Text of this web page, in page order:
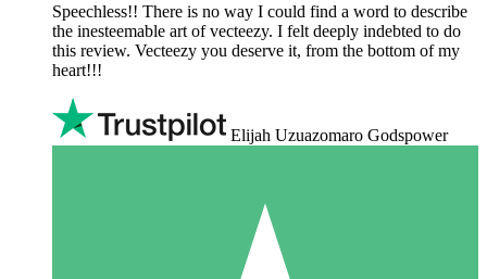
Speechless!! There is no way I could find a word to describe
the inesteemable art of vecteezy. I felt deeply indebted to do
this review. Vecteezy you deserve it, from the bottom of my
heart!!!
Elijah Uzuazomaro Godspower